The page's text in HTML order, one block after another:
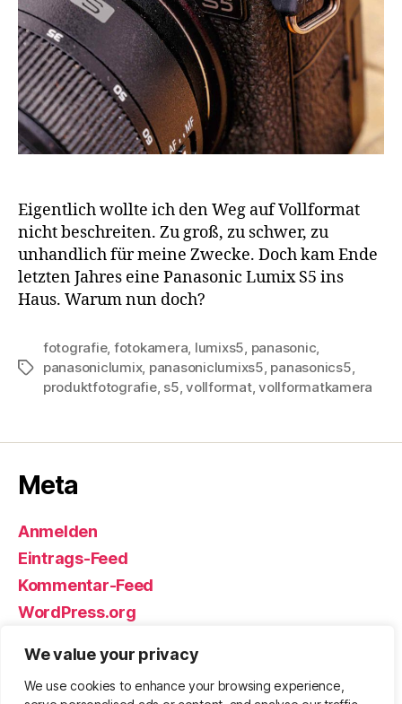
We value your privacy
We use cookies to enhance your browsing experience,
Eigentlich wollte ich den Weg auf Vollformat
nicht beschreiten. Zu groß, zu schwer, zu
unhandlich für meine Zwecke. Doch kam Ende
letzten Jahres eine Panasonic Lumix S5 ins
Haus. Warum nun doch?
Schlagwörter
fotografie, fotokamera lumixs5 panasonic
panasoniclumix, panasoniclumixs5 panasonics5
produktfotografie, s5 ,vollformat,vollformatkamera
Meta
Anmelden
Eintrags-Feed
Kommentar-Feed
WordPress.org
© 2026Björn Eickhoff – Der Blog Nach oben